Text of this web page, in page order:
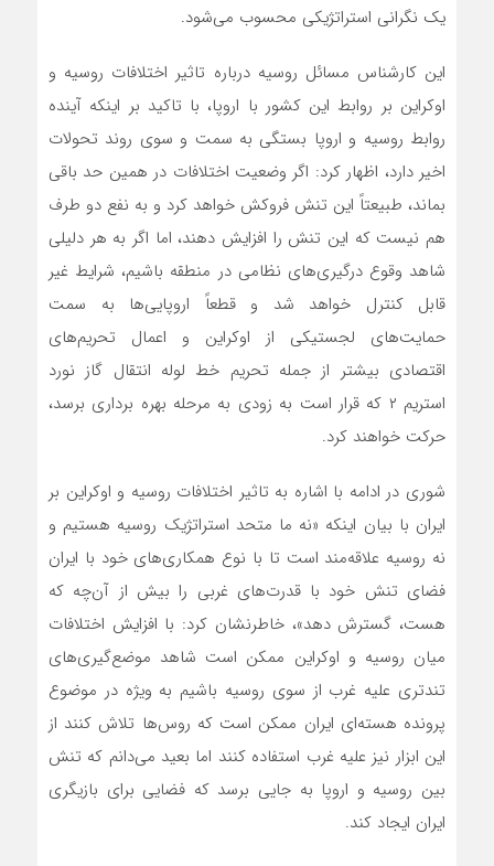
یک نگرانی استراتژیکی محسوب می‌شود.
این کارشناس مسائل روسیه درباره تاثیر اختلافات روسیه و
اوکراین بر روابط این کشور با اروپا، با تاکید بر اینکه آینده
روابط روسیه و اروپا بستگی به سمت و سوی روند تحولات
اخیر دارد، اظهار کرد: اگر وضعیت اختلافات در همین حد باقی
بماند، طبیعتاً این تنش فروکش خواهد کرد و به نفع دو طرف
هم نیست که این تنش را افزایش دهند، اما اگر به هر دلیلی
شاهد وقوع درگیری‌های نظامی در منطقه باشیم، شرایط غیر
قابل کنترل خواهد شد و قطعاً اروپایی‌ها به سمت
حمایت‌های لجستیکی از اوکراین و اعمال تحریم‌های
اقتصادی بیشتر از جمله تحریم خط لوله انتقال گاز نورد
استریم ۲ که قرار است به زودی به مرحله بهره برداری برسد،
حرکت خواهند کرد.
شوری در ادامه با اشاره به تاثیر اختلافات روسیه و اوکراین بر
ایران با بیان اینکه «نه ما متحد استراتژیک روسیه هستیم و
نه روسیه علاقه‌مند است تا با نوع همکاری‌های خود با ایران
فضای تنش خود با قدرت‌های غربی را بیش از آن‌چه که
هست، گسترش دهد»، خاطرنشان کرد: با افزایش اختلافات
میان روسیه و اوکراین ممکن است شاهد موضع‌گیری‌های
تندتری علیه غرب از سوی روسیه باشیم به ویژه در موضوع
پرونده هسته‌ای ایران ممکن است که روس‌ها تلاش کنند از
این ابزار نیز علیه غرب استفاده کنند اما بعید می‌دانم که تنش
بین روسیه و اروپا به جایی برسد که فضایی برای بازیگری
ایران ایجاد کند.